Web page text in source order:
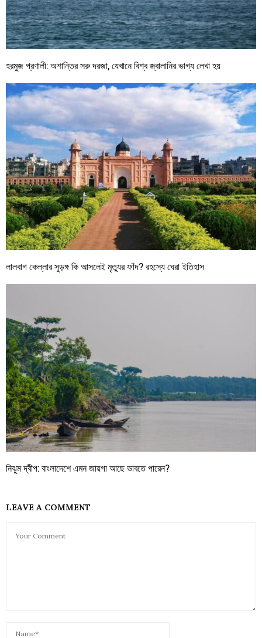
হরমুজ প্রণালী: অশান্তির সরু দরজা, যেখানে বিশ্ব জ্বালানির ভাগ্য লেখা হয়
লালবাগ কেল্লার সুড়ঙ্গ কি আসলেই মৃত্যুর ফাঁদ? রহস্যে ঘেরা ইতিহাস
নিঝুম দ্বীপ: বাংলাদেশে এমন জায়গা আছে ভাবতে পারেন?
LEAVE A COMMENT